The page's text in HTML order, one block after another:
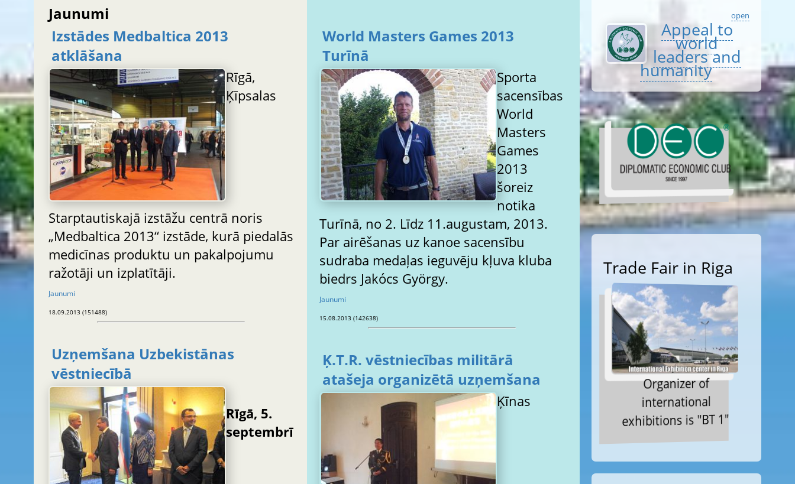
Jaunumi
Izstādes Medbaltica 2013
atklāšana
Rīgā,
Ķīpsalas
Starptautiskajā izstāžu centrā noris
„Medbaltica 2013“ izstāde, kurā piedalās
medicīnas produktu un pakalpojumu
ražotāji un izplatītāji.
Jaunumi
18.09.2013 (151488)
Uzņemšana Uzbekistānas
vēstniecībā
Rīgā, 5.
septembrī
World Masters Games 2013
Turīnā
Sporta
sacensības
World
Masters
Games
2013
šoreiz
notika
Turīnā, no 2. Līdz 11.augustam, 2013.
Par airēšanas uz kanoe sacensību
sudraba medaļas ieguvēju kļuva kluba
biedrs Jakócs György.
Jaunumi
15.08.2013 (142638)
Ķ.T.R. vēstniecības militārā
atašeja organizētā uzņemšana
Ķīnas
open
Appeal to
world
leaders and
humanity
Trade Fair in Riga
Organizer of
international
exhibitions is "BT 1"